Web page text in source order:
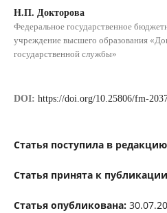
Н.П. Докторова
Федеральное государственное
учреждение высшего образования
государственной службы»
DOI: https://doi.org/10.25806/fm-
Статья поступила в
Статья принята к
Статья опубликована: